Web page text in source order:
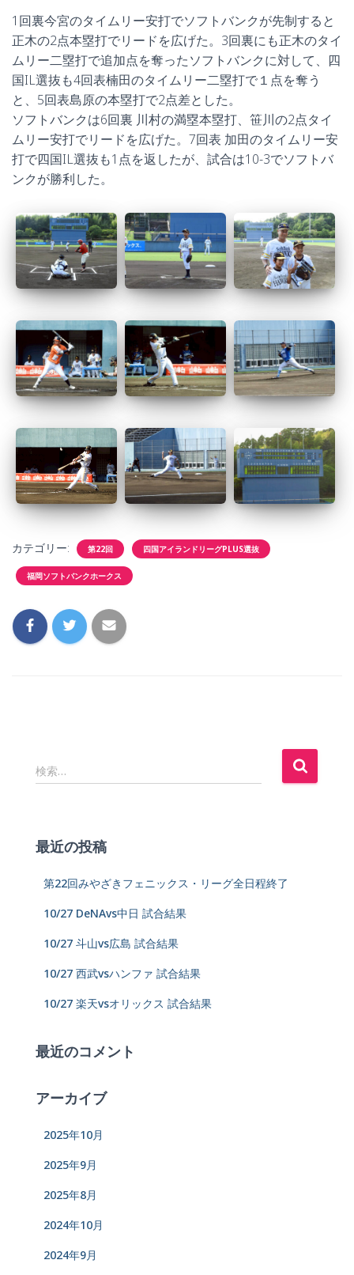
1回裏今宮のタイムリー安打でソフトバンクが先制すると
正木の2点本塁打でリードを広げた。3回裏にも正木のタイ
ムリー二塁打で追加点を奪ったソフトバンクに対して、四
国IL選抜も4回表楠田のタイムリー二塁打で１点を奪う
と、5回表島原の本塁打で2点差とした。
ソフトバンクは6回裏 川村の満塁本塁打、笹川の2点タイ
ムリー安打でリードを広げた。7回表 加田のタイムリー安
打で四国IL選抜も1点を返したが、試合は10-3でソフトバ
ンクが勝利した。
カテゴリー: 第22回 四国アイランドリーグPLUS選抜
福岡ソフトバンクホークス
検索…
最近の投稿
第22回みやざきフェニックス・リーグ全日程終了
10/27 DeNAvs中日 試合結果
10/27 斗山vs広島 試合結果
10/27 西武vsハンファ 試合結果
10/27 楽天vsオリックス 試合結果
最近のコメント
アーカイブ
2025年10月
2025年9月
2025年8月
2024年10月
2024年9月